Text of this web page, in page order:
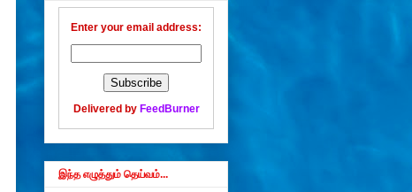
Enter your email address:
Delivered by FeedBurner
இந்த எழுத்தும் தெய்வம்...